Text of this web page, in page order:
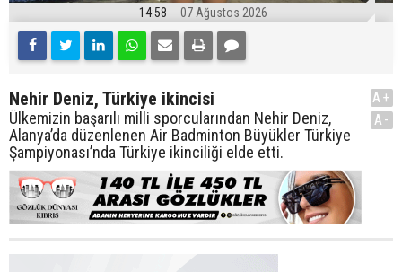
14:58 07 Ağustos 2026
Nehir Deniz, Türkiye ikincisi
Ülkemizin başarılı milli sporcularından Nehir Deniz,
Alanya’da düzenlenen Air Badminton Büyükler Türkiye
Şampiyonası’nda Türkiye ikinciliği elde etti.
A+
A-